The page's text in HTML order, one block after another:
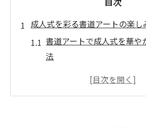
成人式を彩る書道アートの楽し
書道アートで成人式を華や
法
現代風に楽しむ書道アート